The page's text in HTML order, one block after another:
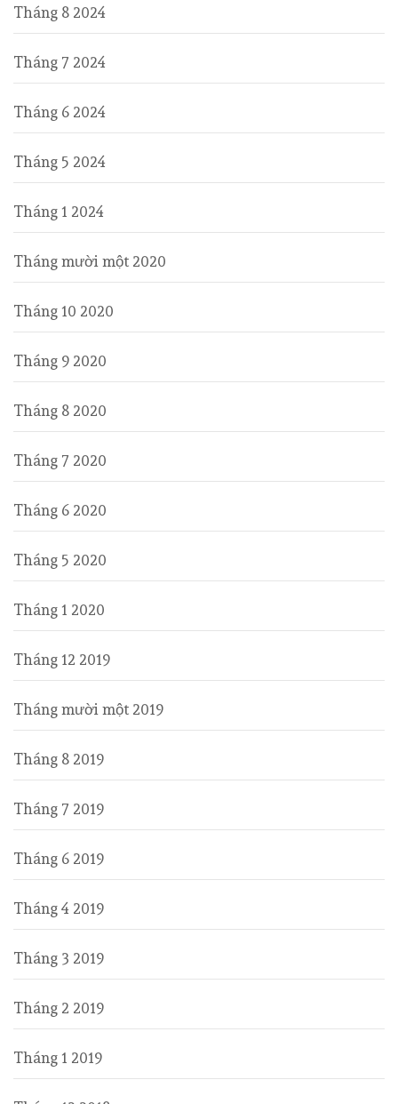
Tháng 8 2024
Tháng 7 2024
Tháng 6 2024
Tháng 5 2024
Tháng 1 2024
Tháng mười một 2020
Tháng 10 2020
Tháng 9 2020
Tháng 8 2020
Tháng 7 2020
Tháng 6 2020
Tháng 5 2020
Tháng 1 2020
Tháng 12 2019
Tháng mười một 2019
Tháng 8 2019
Tháng 7 2019
Tháng 6 2019
Tháng 4 2019
Tháng 3 2019
Tháng 2 2019
Tháng 1 2019